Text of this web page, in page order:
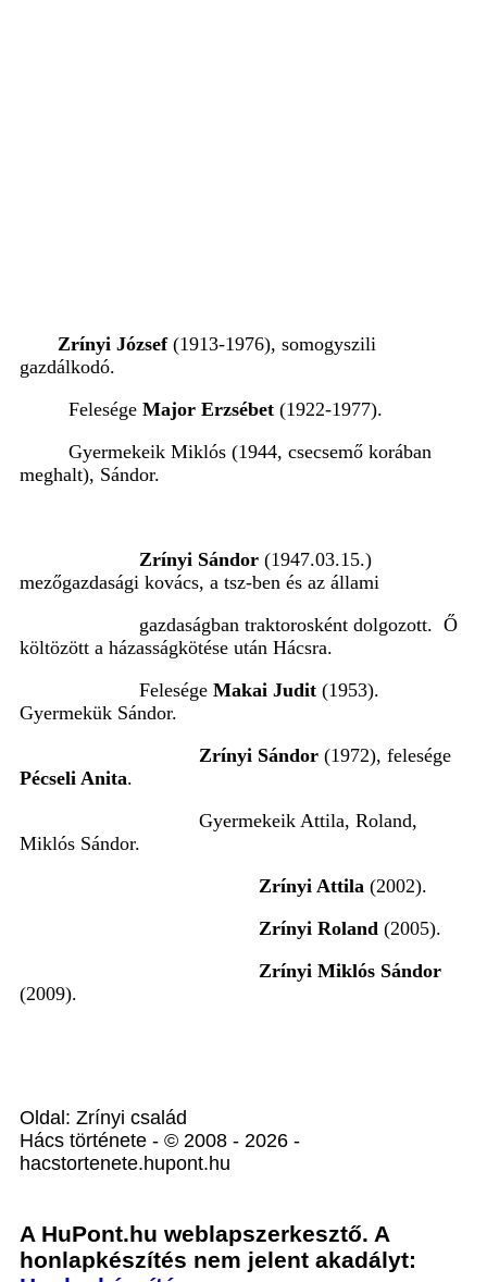
Zrínyi József(1913-1976), somogyszili
gazdálkodó.
Felesége Major Erzsébet (1922-1977).
Gyermekeik Miklós (1944, csecsemő korában
meghalt), Sándor.
Zrínyi Sándor (1947.03.15.)
mezőgazdasági kovács, a tsz-ben és az állami
gazdaságban traktorosként dolgozott. Ő
költözött a házasságkötése után Hácsra.
Felesége Makai Judit (1953).
Gyermekük Sándor.
Zrínyi Sándor (1972), felesége
Pécseli Anita.
Gyermekeik Attila, Roland,
Miklós Sándor.
Zrínyi Attila (2002).
Zrínyi Roland (2005).
Zrínyi Miklós Sándor
(2009).
Oldal: Zrínyi család
Hács története - © 2008 - 2026 -
hacstortenete.hupont.hu
A HuPont.hu weblapszerkesztő. A
honlapkészítés nem jelent akadályt: